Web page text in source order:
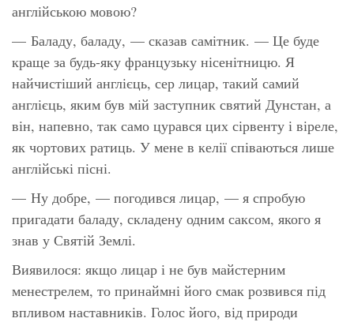
англійською мовою?
— Баладу, баладу, — сказав самітник. — Це буде
краще за будь-яку французьку нісенітницю. Я
найчистіший англієць, сер лицар, такий самий
англієць, яким був мій заступник святий Дунстан, а
він, напевно, так само цурався цих сірвенту і віреле,
як чортових ратиць. У мене в келії співаються лише
англійські пісні.
— Ну добре, — погодився лицар, — я спробую
пригадати баладу, складену одним саксом, якого я
знав у Святій Землі.
Виявилося: якщо лицар і не був майстерним
менестрелем, то принаймні його смак розвився під
впливом наставників. Голос його, від природи